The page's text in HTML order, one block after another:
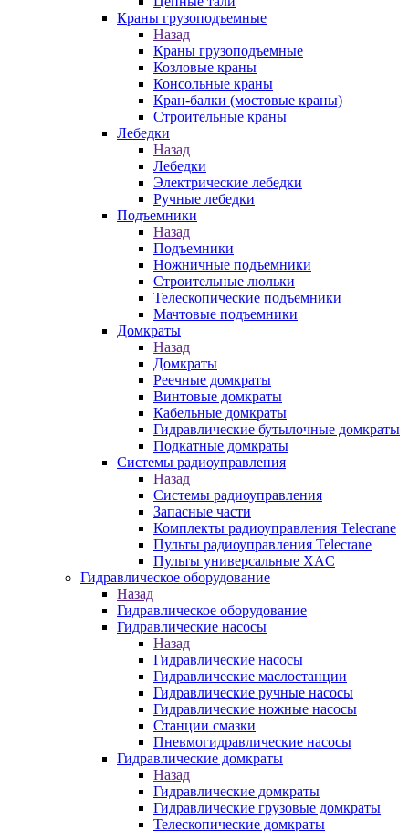
Краны грузоподъемные
Назад
Краны грузоподъемные
Козловые краны
Консольные краны
Кран-балки (мостовые краны)
Строительные краны
Лебедки
Назад
Лебедки
Электрические лебедки
Ручные лебедки
Подъемники
Назад
Подъемники
Ножничные подъемники
Строительные люльки
Телескопические подъемники
Мачтовые подъемники
Домкраты
Назад
Домкраты
Реечные домкраты
Винтовые домкраты
Кабельные домкраты
Гидравлические бутылочные домкраты
Подкатные домкраты
Системы радиоуправления
Назад
Системы радиоуправления
Запасные части
Комплекты радиоуправления Telecrane
Пульты радиоуправления Telecrane
Пульты универсальные XAC
Гидравлическое оборудование
Назад
Гидравлическое оборудование
Гидравлические насосы
Назад
Гидравлические насосы
Гидравлические маслостанции
Гидравлические ручные насосы
Гидравлические ножные насосы
Станции смазки
Пневмогидравлические насосы
Гидравлические домкраты
Назад
Гидравлические домкраты
Гидравлические грузовые домкраты
Телескопические домкраты